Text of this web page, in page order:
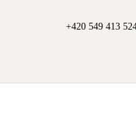
+420 549 413